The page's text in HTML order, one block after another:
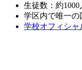
生徒数：約1000
学区内で唯一の
学校オフィシャ